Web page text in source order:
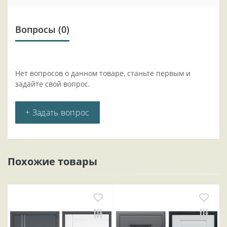
Вопросы (0)
Нет вопросов о данном товаре, станьте первым и
задайте свой вопрос.
+ Задать вопрос
Похожие товары